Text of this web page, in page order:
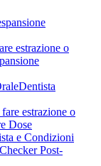
estrazione o
Dentista
fare estrazione o
Dose
e Condizioni
Checker Post-